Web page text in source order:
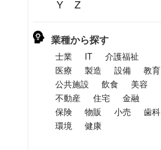
Y
Z
業種から探す
士業 IT
介護福祉
医療
製造 設備
教育
公共施設
飲食
美容
不動産
住宅
金融
保険
物販 小売
歯科
環境
健康